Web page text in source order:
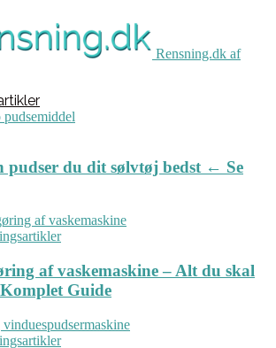
Rensning.dk af
pudser du dit sølvtøj bedst ← Se
af vaskemaskine – Alt du skal
Guide